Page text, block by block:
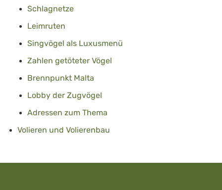
Schlagnetze
Leimruten
Singvögel als Luxusmenü
Zahlen getöteter Vögel
Brennpunkt Malta
Lobby der Zugvögel
Adressen zum Thema
Volieren und Volierenbau